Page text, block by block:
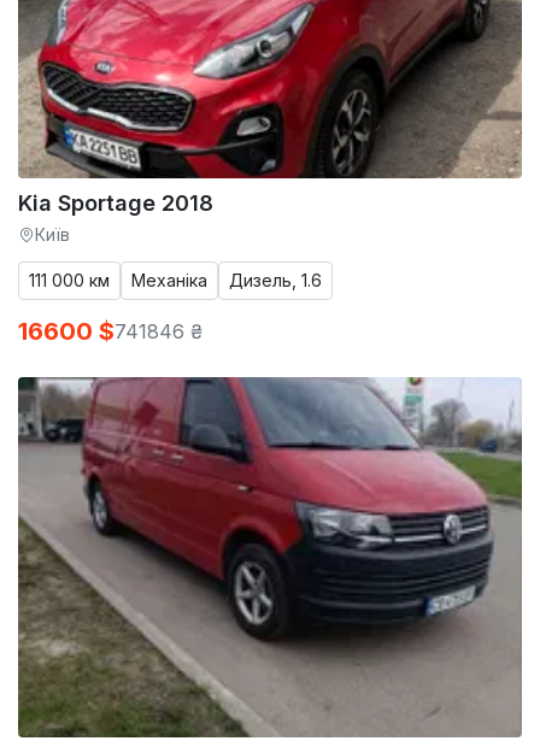
Kia Sportage 2018
Київ
111 000 км Механіка Дизель, 1.6
16600 $741846 ₴